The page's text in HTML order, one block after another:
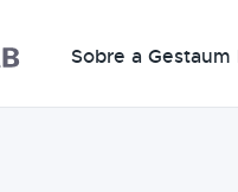
Sobre a Gestaum